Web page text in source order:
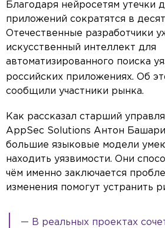
Благодаря нейросетям утечки
приложений сократятся в
Отечественные разработчики
искусственный интеллект для
автоматизированного поиска
российских приложениях. Об
сообщили участники рынка.
Как рассказал старший
AppSec Solutions Антон
большие языковые модели
находить уязвимости. Они
чём именно заключается
изменения помогут устранить
— В реальных проектах